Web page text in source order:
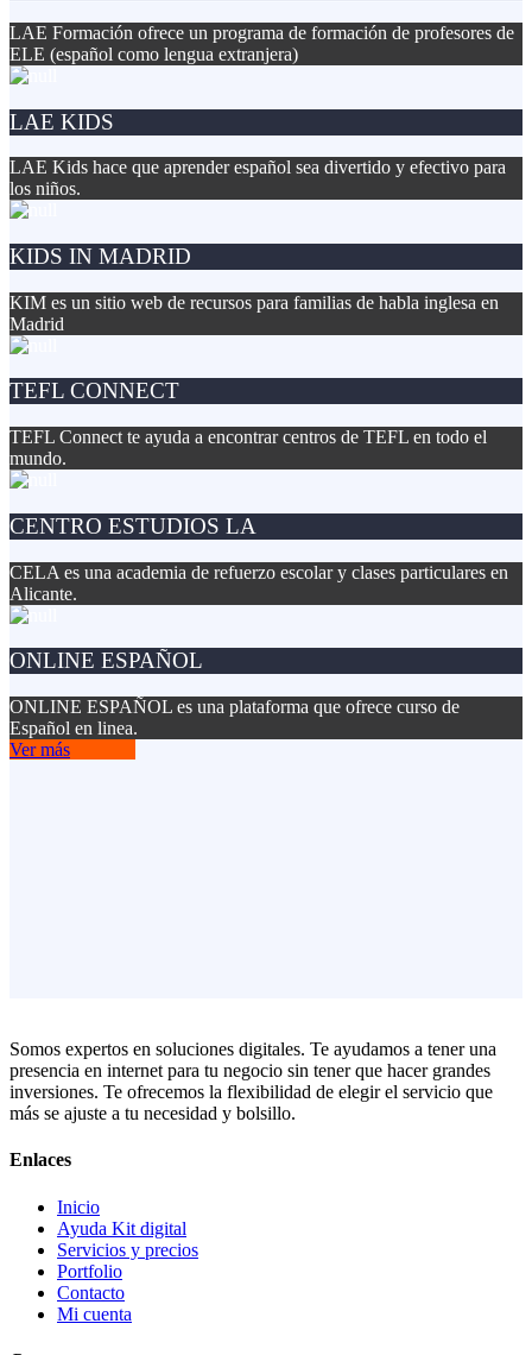
LAE Formación ofrece un programa de formación de profesores de
ELE (español como lengua extranjera)
LAE KIDS
LAE Kids hace que aprender español sea divertido y efectivo para
los niños.
KIDS IN MADRID
KIM es un sitio web de recursos para familias de habla inglesa en
Madrid
TEFL CONNECT
TEFL Connect te ayuda a encontrar centros de TEFL en todo el
mundo.
CENTRO ESTUDIOS LA
CELA es una academia de refuerzo escolar y clases particulares en
Alicante.
ONLINE ESPAÑOL
ONLINE ESPAÑOL es una plataforma que ofrece curso de
Español en linea.
Ver más
Somos expertos en soluciones digitales. Te ayudamos a tener una
presencia en internet para tu negocio sin tener que hacer grandes
inversiones. Te ofrecemos la flexibilidad de elegir el servicio que
más se ajuste a tu necesidad y bolsillo.
Enlaces
Inicio
Ayuda Kit digital
Servicios y precios
Portfolio
Contacto
Mi cuenta